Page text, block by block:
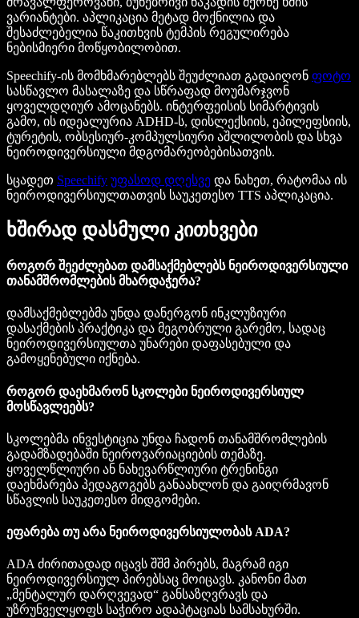
ვარიანტები. აპლიკაცია მეტად მოქნილია და
შესაძლებელია წაკითხვის ტემპის რეგულირება
ნებისმიერი მოწყობილობით.
Speechify-ის მომხმარებლებს შეუძლიათ გადაიღონ ფოტო
სასწავლო მასალაზე და სწრაფად მოუმარჯვონ
ყოველდღიურ ამოცანებს. ინტერფეისის სიმარტივის
გამო, ის იდეალურია ADHD-ს, დისლექსიის, ეპილეფსიის,
ტურეტის, ობსესიურ-კომპულსიური აშლილობის და სხვა
ნეიროდივერსიული მდგომარეობებისათვის.
სცადეთ Speechify უფასოდ დღესვე და ნახეთ, რატომაა ის
ნეიროდივერსიულთათვის საუკეთესო TTS აპლიკაცია.
ხშირად დასმული კითხვები
როგორ შეეძლებათ დამსაქმებლებს ნეიროდივერსიული
თანამშრომლების მხარდაჭერა?
დამსაქმებლებმა უნდა დანერგონ ინკლუზიური
დასაქმების პრაქტიკა და მეგობრული გარემო, სადაც
ნეიროდივერსიულთა უნარები დაფასებული და
გამოყენებული იქნება.
როგორ დაეხმარონ სკოლები ნეიროდივერსიულ
მოსწავლეებს?
სკოლებმა ინვესტიცია უნდა ჩადონ თანამშრომლების
გადამზადებაში ნეიროვარიაციების თემაზე.
ყოველწლიური ან ნახევარწლიური ტრენინგი
დაეხმარება პედაგოგებს განაახლონ და გაიღრმავონ
სწავლის საუკეთესო მიდგომები.
ეფარება თუ არა ნეიროდივერსიულობას ADA?
ADA ძირითადად იცავს შშმ პირებს, მაგრამ იგი
ნეიროდივერსიულ პირებსაც მოიცავს. კანონი მათ
„მენტალურ დარღვევად“ განსაზღვრავს და
უზრუნველყოფს საჭირო ადაპტაციას სამსახურში.